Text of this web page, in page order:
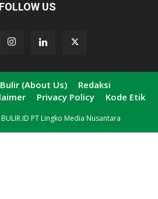
FOLLOW US
(About Us)
Redaksi
Privacy Policy Kode Etik
PT Lingko Media Nusantara